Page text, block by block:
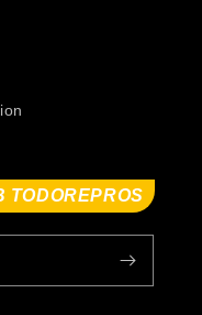
TODOREPROS